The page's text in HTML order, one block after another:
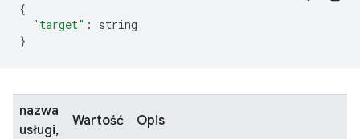
{
"target" :
string
}
nazwa
usługi,
Wartość Opis